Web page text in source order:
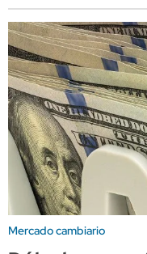
Mercado cambiario